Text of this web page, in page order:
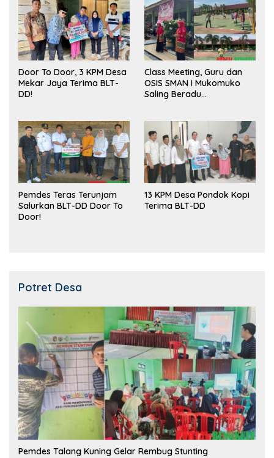
Door To Door, 3 KPM Desa
Mekar Jaya Terima BLT-
DD!
Class Meeting, Guru dan
OSIS SMAN I Mukomuko
Saling Beradu
Pemdes Teras Terunjam
Salurkan BLT-DD Door To
Door!
13 KPM Desa Pondok Kopi
Terima BLT-DD
Potret Desa
Pemdes Talang Kuning Gelar Rembug Stunting